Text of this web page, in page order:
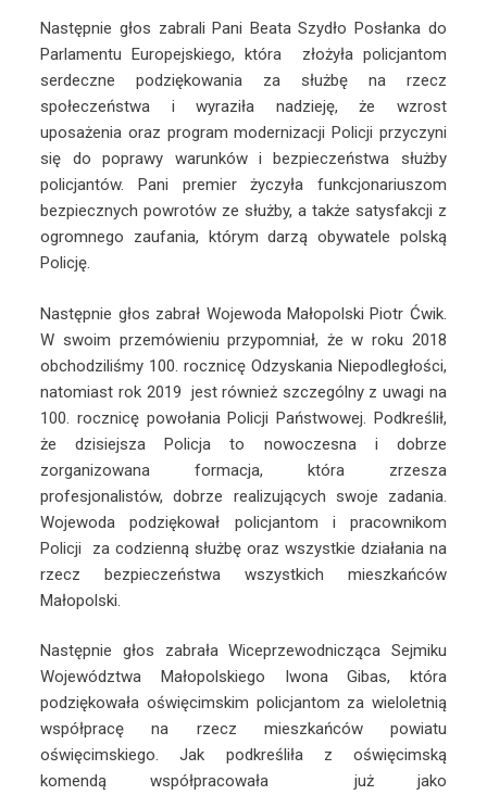
Następnie głos zabrali Pani Beata Szydło Posłanka do
Parlamentu Europejskiego, która złożyła policjantom
serdeczne podziękowania za służbę na rzecz
społeczeństwa i wyraziła nadzieję, że wzrost
uposażenia oraz program modernizacji Policji przyczyni
się do poprawy warunków i bezpieczeństwa służby
policjantów. Pani premier życzyła funkcjonariuszom
bezpiecznych powrotów ze służby, a także satysfakcji z
ogromnego zaufania, którym darzą obywatele polską
Policję.
Następnie głos zabrał Wojewoda Małopolski Piotr Ćwik.
W swoim przemówieniu przypomniał, że w roku 2018
obchodziliśmy 100. rocznicę Odzyskania Niepodległości,
natomiast rok 2019 jest również szczególny z uwagi na
100. rocznicę powołania Policji Państwowej. Podkreślił,
że dzisiejsza Policja to nowoczesna i dobrze
zorganizowana formacja, która zrzesza
profesjonalistów, dobrze realizujących swoje zadania.
Wojewoda podziękował policjantom i pracownikom
Policji za codzienną służbę oraz wszystkie działania na
rzecz bezpieczeństwa wszystkich mieszkańców
Małopolski.
Następnie głos zabrała Wiceprzewodnicząca Sejmiku
Województwa Małopolskiego Iwona Gibas, która
podziękowała oświęcimskim policjantom za wieloletnią
współpracę na rzecz mieszkańców powiatu
oświęcimskiego. Jak podkreśliła z oświęcimską
komendą współpracowała już jako